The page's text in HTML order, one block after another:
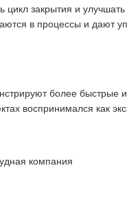
закрытия и
в процессы и дают
более
воспринимался как
компания